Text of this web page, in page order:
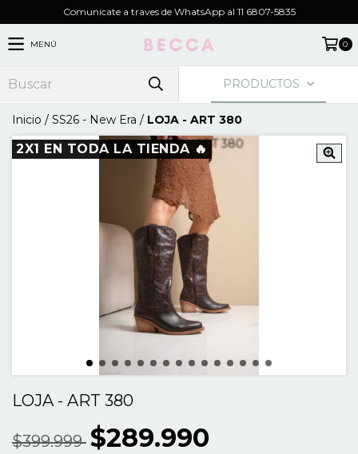
Comunicate a traves de WhatsApp al 11 6807-5835
MENÚ 0
PRODUCTOS
Inicio / SS26 - New Era / LOJA - ART 380
2X1 EN TODA LA TIENDA 🔥
LOJA - ART 380
$399.999 $289.990